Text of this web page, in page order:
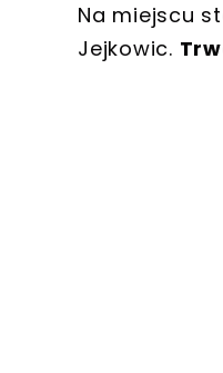
Na miejscu
Jejkowic.